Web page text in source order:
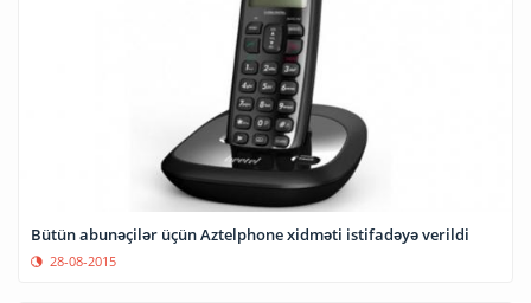
Bütün abunəçilər üçün Aztelphone xidməti istifadəyə verildi
28-08-2015